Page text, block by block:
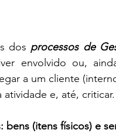
dos processos de
envolvido ou,
a um cliente
atividade e, até,
bens (itens físicos) e